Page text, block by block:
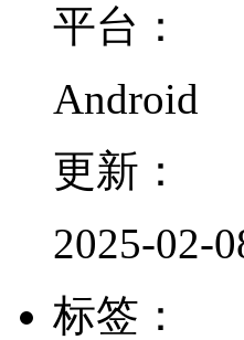
平台：
Android
更新：
2025-02-
标签：